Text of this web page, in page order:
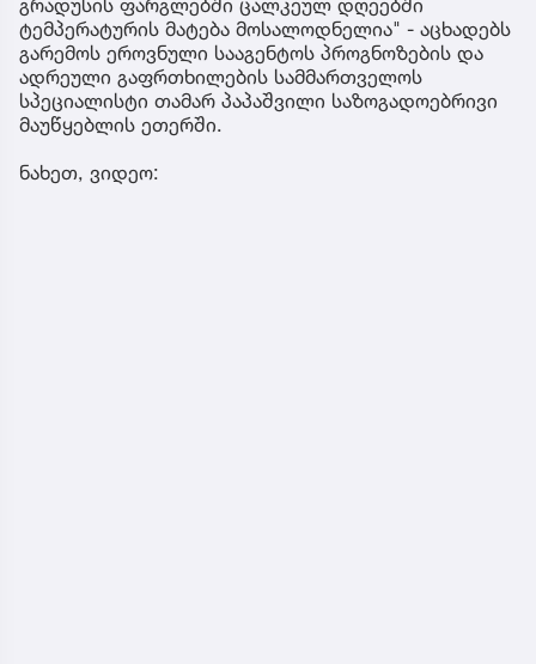
ტემპერატურის მატება მოსალოდნელია" - აცხადებს
გარემოს ეროვნული სააგენტოს პროგნოზების და
ადრეული გაფრთხილების სამმართველოს
სპეციალისტი თამარ პაპაშვილი საზოგადოებრივი
მაუწყებლის ეთერში.
ნახეთ, ვიდეო: